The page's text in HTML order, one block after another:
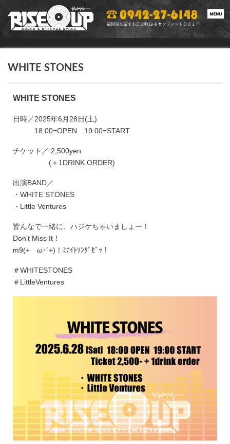
toggle
WHITE STONES
WHITE STONES
日時／2025年6月28日(土)
18:00=OPEN 19:00=START
チケット／ 2,500yen
(＋1DRINK ORDER)
出演BAND／
・WHITE STONES
・Little Ventures
皆んなで一緒に、ハジケちゃいましょー！
Don’t Miss It！
m9(+ゝω･´+)！ﾐﾅｲﾄｿﾝﾀﾞｾﾞｯ！
＃WHITESTONES
＃LittleVentures